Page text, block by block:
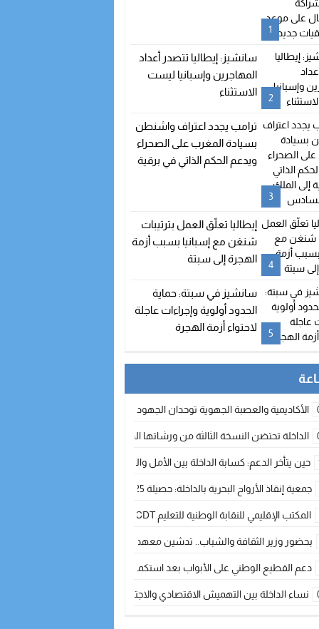
1
2
سانشيز: إيطاليا تتصدر أعداد
المهاجرين وإسبانيا ليست
الاستثناء
3
ترامب يجدد اعتراف واشنطن
بسيادة المغرب على الصحراء
ويدعم الحكم الذاتي في برقية
4
إيطاليا تعلّق العمل بترتيبات
شنغن مع إسبانيا بسبب أزمة
الهجرة إلى سبتة
5
سانشيز في سبتة: حماية
الحدود أولوية وإجراءات عاجلة
لاحتواء أزمة الهجرة
الأكاديمية والعصبة الجهوية توحدان الجهود لتطوير الممارسة الكروية بجهة
الداخلة تحتضن النسخة الثالثة من ورشاتها الدولية: تكوين متخصص في التراث
حين يتأخر الدعم: كسابة الداخلة بين الأمل والقلق ؟
جمعية إنقاذ الأرواح البحرية بالداخلة: حصيلة 2025 بين مهام الإنقاذ ومشروع “دار البحار”
المكتب الإقليمي للنقابة الوطنية للتعليم CDT يجتمع مع المدير الإقليمي لمناقشة ملفات جوهرية لنساء ورجال التعليم
بحضور وزير الثقافة والشباب.. تدشين معهد الموسيقى والفنون الكوريغرافية بالداخلة
دعم القطيع الوطني على الأبواب بعد استكمال الترقيم… الفلاحة المغربية
نساء الداخلة بين التهميش الاقتصادي والاجتماعي… في المؤسسات الإنتاجية